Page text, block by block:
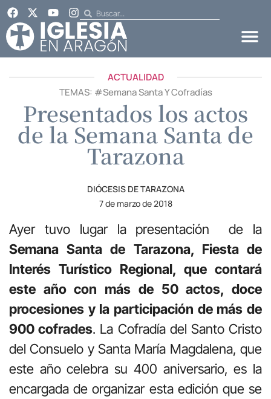
ACTUALIDAD
TEMAS: #Semana Santa Y Cofradías
Presentados los actos
de la Semana Santa de
Tarazona
DIÓCESIS DE TARAZONA
7 de marzo de 2018
Ayer tuvo lugar la presentación de la
Semana Santa de Tarazona, Fiesta de
Interés Turístico Regional, que contará
este año con más de 50 actos, doce
procesiones y la participación de más de
900 cofrades. La Cofradía del Santo Cristo
del Consuelo y Santa María Magdalena, que
este año celebra su 400 aniversario, es la
encargada de organizar esta edición que se